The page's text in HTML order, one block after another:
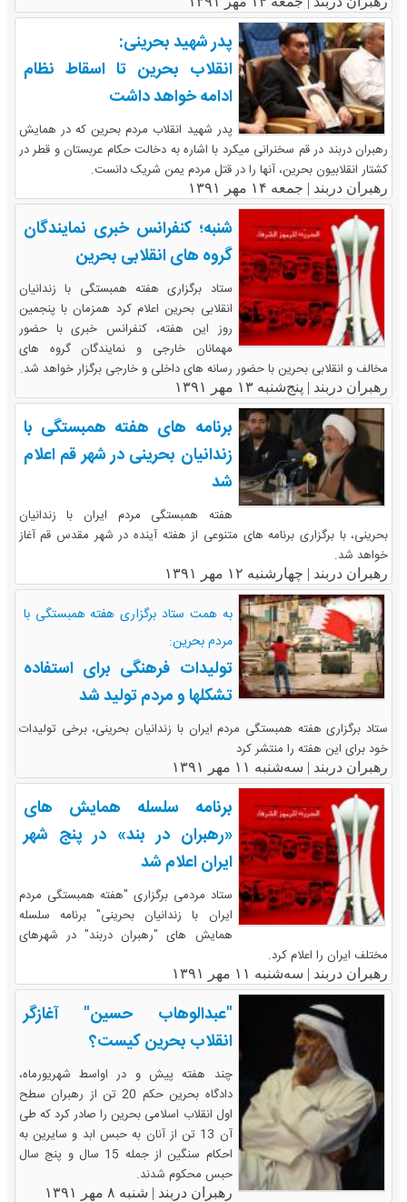
پدر شهید بحرینی:
انقلاب بحرین تا اسقاط نظام
ادامه خواهد داشت
پدر شهید انقلاب مردم بحرین که در همایش
رهبران دربند در قم سخنرانی میکرد با اشاره به دخالت حکام عربستان و قطر در
کشتار انقلابیون بحرین، آنها را در قتل مردم یمن شریک دانست.
رهبران دربند | جمعه ۱۴ مهر ۱۳۹۱
شنبه؛ کنفرانس خبری نمایندگان
گروه های انقلابی بحرین
ستاد برگزاری هفته همبستگی با زندانیان
انقلابی بحرین اعلام کرد همزمان با پنجمین
روز این هفته، کنفرانس خبری با حضور
مهمانان خارجی و نمایندگان گروه های
مخالف و انقلابی بحرین با حضور رسانه های داخلی و خارجی برگزار خواهد شد.
رهبران دربند | پنج‌شنبه ۱۳ مهر ۱۳۹۱
برنامه های هفته همبستگی با
زندانیان بحرینی در شهر قم اعلام
شد
هفته همبستگی مردم ایران با زندانیان
بحرینی، با برگزاری برنامه های متنوعی از هفته آینده در شهر مقدس قم آغاز
خواهد شد.
رهبران دربند | چهارشنبه ۱۲ مهر ۱۳۹۱
به همت ستاد برگزاری هفته همبستگی با
مردم بحرین:
تولیدات فرهنگی برای استفاده
تشکلها و مردم تولید شد
ستاد برگزاری هفته همبستگی مردم ایران با زندانیان بحرینی، برخی تولیدات
خود برای این هفته را منتشر کرد
رهبران دربند | سه‌شنبه ۱۱ مهر ۱۳۹۱
برنامه سلسله همایش های
«رهبران در بند» در پنج شهر
ایران اعلام شد
ستاد مردمی برگزاری "هفته همبستگی مردم
ایران با زندانیان بحرینی" برنامه سلسله
همایش های "رهبران دربند" در شهرهای
مختلف ایران را اعلام کرد.
رهبران دربند | سه‌شنبه ۱۱ مهر ۱۳۹۱
"عبدالوهاب حسین" آغازگر
انقلاب بحرین کیست؟
چند هفته پیش و در اواسط شهریورماه،
دادگاه بحرین حکم 20 تن از رهبران سطح
اول انقلاب اسلامی بحرین را صادر کرد که طی
آن 13 تن از آنان به حبس ابد و سایرین به
احکام سنگین از جمله 15 سال و پنج سال
حبس محکوم شدند.
رهبران دربند | شنبه ۸ مهر ۱۳۹۱